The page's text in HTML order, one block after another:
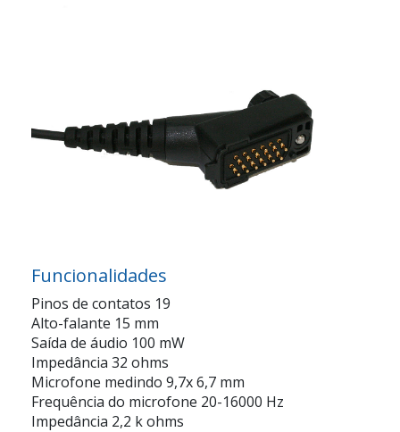
Funcionalidades
Pinos de contatos 19
Alto-falante 15 mm
Saída de áudio 100 mW
Impedância 32 ohms
Microfone medindo 9,7x 6,7 mm
Frequência do microfone 20-16000 Hz
Impedância 2,2 k ohms